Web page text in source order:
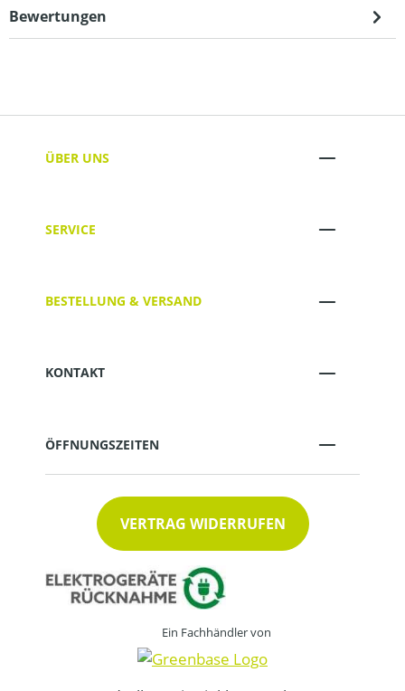
Bewertungen
ÜBER UNS
SERVICE
BESTELLUNG & VERSAND
KONTAKT
ÖFFNUNGSZEITEN
VERTRAG WIDERRUFEN
Ein Fachhändler von